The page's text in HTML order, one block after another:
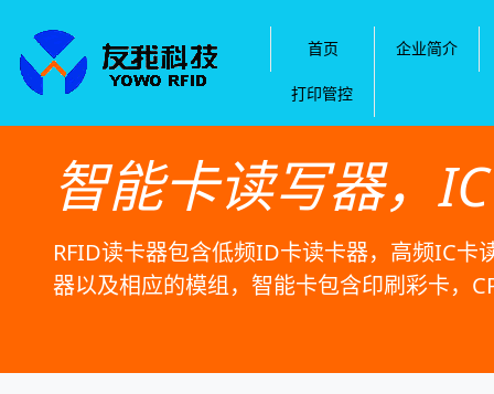
首页 企业简介
打印管控
智能卡读写器，
RFID读卡器包含低频ID卡读卡器，高频IC卡
器以及相应的模组，智能卡包含印刷彩卡，